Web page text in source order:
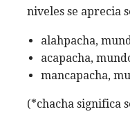
niveles se aprecia
alahpacha,
acapacha,
mancapacha,
(*chacha significa